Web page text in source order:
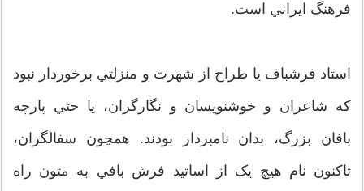
فرهنگ ايراني است.
استاد فرشباف يا طراح از شهرت و منزلتي برخوردار نبود
كه شاعران و خوشنويسان و نگارگران، يا حتي پارچه
بافان بزرگ، بدان نامبردار بودند. همچون سفالگران،
تاكنون نام هيچ یک از اساتيد فرش بافي به متون راه